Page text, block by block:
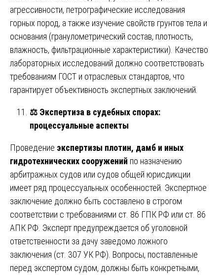
агрессивности, петрографические исследования
горных пород, а также изучение свойств грунтов тела и
основания (гранулометрический состав, плотность,
влажность, фильтрационные характеристики). Качество
лабораторных исследований должно соответствовать
требованиям ГОСТ и отраслевых стандартов, что
гарантирует объективность экспертных заключений.
⚖️ Экспертиза в судебных спорах:
процессуальные аспекты
Проведение экспертизы плотин, дамб и иных
гидротехнических сооружений по назначению
арбитражных судов или судов общей юрисдикции
имеет ряд процессуальных особенностей. Экспертное
заключение должно быть составлено в строгом
соответствии с требованиями ст. 86 ГПК РФ или ст. 86
АПК РФ. Эксперт предупреждается об уголовной
ответственности за дачу заведомо ложного
заключения (ст. 307 УК РФ). Вопросы, поставленные
перед экспертом судом, должны быть конкретными,